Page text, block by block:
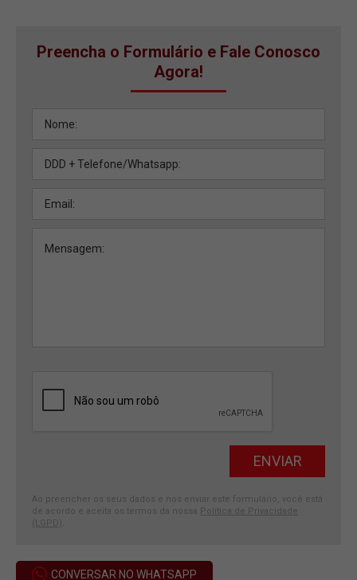
Preencha o Formulário e Fale Conosco
Agora!
Ao preencher os seus dados e nos enviar este formulário, você está
de acordo e aceita os termos da nossa Política de Privacidade
(LGPD)
CONVERSAR NO WHATSAPP